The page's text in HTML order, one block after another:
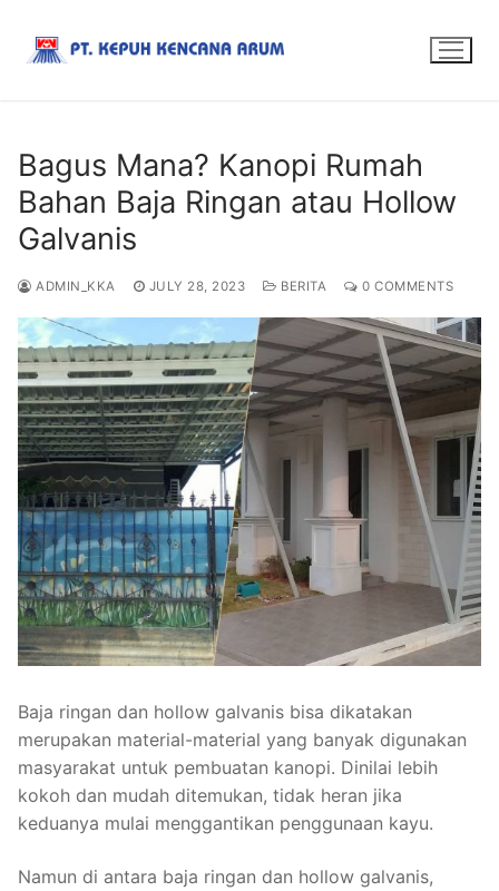
Bagus Mana? Kanopi Rumah
Bahan Baja Ringan atau Hollow
Galvanis
ADMIN_KKA JULY 28, 2023 BERITA 0 COMMENTS
Baja ringan dan hollow galvanis bisa dikatakan
merupakan material-material yang banyak digunakan
masyarakat untuk pembuatan kanopi. Dinilai lebih
kokoh dan mudah ditemukan, tidak heran jika
keduanya mulai menggantikan penggunaan kayu.
Namun di antara baja ringan dan hollow galvanis,